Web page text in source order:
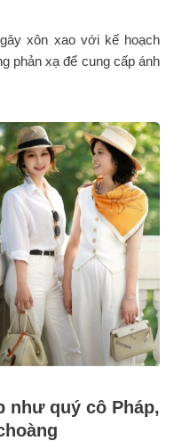
xôn xao với kế hoạch
phản xạ để cung cấp ánh
như quý cô Pháp,